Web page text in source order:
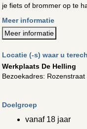
je fiets of brommer op te
Meer informatie
Meer informatie
Locatie (-s) waar u
Werkplaats De Helling
Bezoekadres: Rozenstraat
Doelgroep
vanaf 18 jaar